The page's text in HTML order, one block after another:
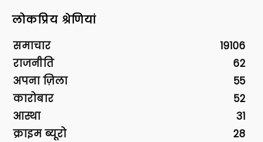
लोकप्रिय श्रेणियां
समाचार
19106
राजनीति
62
अपना ज़िला
55
कारोबार
52
आस्था
31
क्राइम ब्यूरो
28